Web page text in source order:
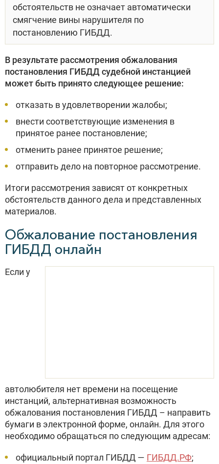
обстоятельств не означает автоматически
смягчение вины нарушителя по
постановлению ГИБДД.
В результате рассмотрения обжалования
постановления ГИБДД судебной инстанцией
может быть принято следующее решение:
отказать в удовлетворении жалобы;
внести соответствующие изменения в
принятое ранее постановление;
отменить ранее принятое решение;
отправить дело на повторное рассмотрение.
Итоги рассмотрения зависят от конкретных
обстоятельств данного дела и представленных
материалов.
Обжалование постановления
ГИБДД онлайн
Если у
автолюбителя нет времени на посещение
инстанций, альтернативная возможность
обжалования постановления ГИБДД – направить
бумаги в электронной форме, онлайн. Для этого
необходимо обращаться по следующим адресам:
официальный портал ГИБДД — ГИБДД.РФ;